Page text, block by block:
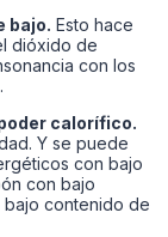
bajo. Esto hace
dióxido de
con los
calorífico.
Y se puede
con bajo
con bajo
contenido de